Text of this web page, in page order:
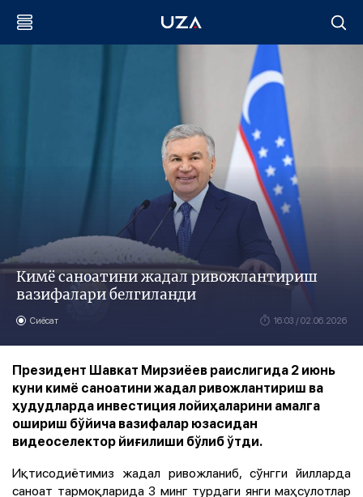
Кимё саноатини жадал ривожлантириш
вазифалари белгиланди
Сиёсат 16:03 / 02.06.2026
Президент Шавкат Мирзиёев раислигида 2 июнь
куни кимё саноатини жадал ривожлантириш ва
ҳудудларда инвестиция лойиҳаларини амалга
ошириш бўйича вазифалар юзасидан
видеоселектор йиғилиши бўлиб ўтди.
Иқтисодиётимиз жадал ривожланиб, сўнгги йилларда
саноат тармоқларида 3 минг турдаги янги маҳсулотлар